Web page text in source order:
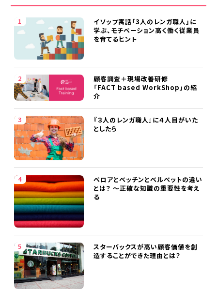
イソップ寓話「3人のレンガ職人」に
学ぶ、モチベーション高く働く従業員
を育てるヒント
顧客調査＋現場改善研修
「FACT based WorkShop」の紹
介
『３人のレンガ職人』に４人目がいた
としたら
ベロアとベッチンとベルベットの違い
とは？ ～正確な知識の重要性を考え
る
スターバックスが高い顧客価値を創
造することができた理由とは？